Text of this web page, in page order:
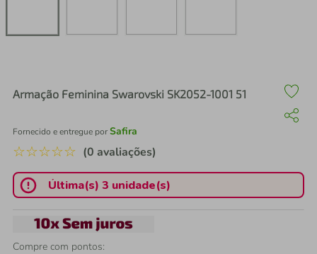
Armação Feminina Swarovski SK2052-1001 51
Fornecido e entregue porSafira
☆☆☆☆☆ (0 avaliações)
Última(s) 3 unidade(s)
Compre com pontos: